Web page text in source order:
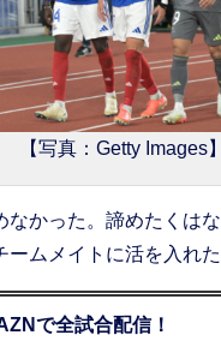
【写真：Getty Images】
かった。諦めたくは
ームメイトに活を入れた
で全試合配信！